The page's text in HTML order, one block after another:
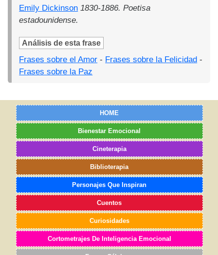
Emily Dickinson 1830-1886. Poetisa
estadounidense.
Análisis de esta frase
Frases sobre el Amor - Frases sobre la Felicidad -
Frases sobre la Paz
HOME
Bienestar Emocional
Cineterapia
Biblioterapia
Personajes Que Inspiran
Cuentos
Curiosidades
Cortometrajes De Inteligencia Emocional